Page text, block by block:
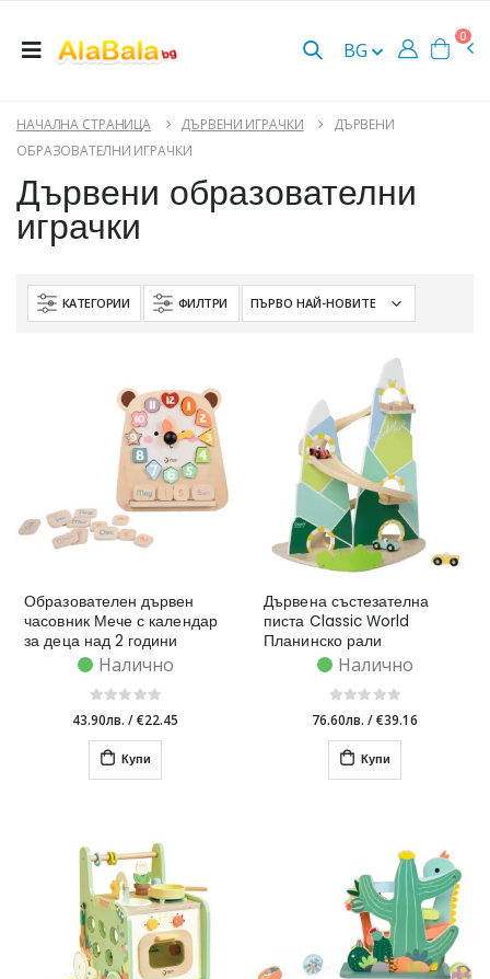
BG
0
НАЧАЛНА СТРАНИЦА ДЪРВЕНИ ИГРАЧКИ
ДЪРВЕНИ
ОБРАЗОВАТЕЛНИ ИГРАЧКИ
Дървени образователни
играчки
КАТЕГОРИИ ФИЛТРИ
Образователен дървен
часовник Мече с календар
за деца над 2 години
Налично
43.90лв. /€22.45
Купи
Дървена състезателна
писта Classic World
Планинско рали
Налично
76.60лв. /€39.16
Купи